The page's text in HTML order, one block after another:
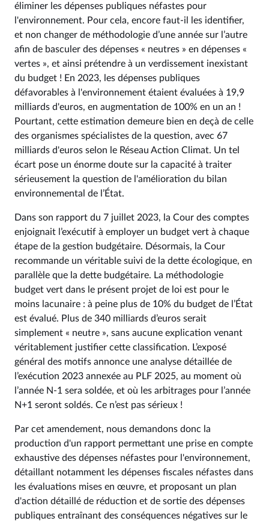
éliminer les dépenses publiques néfastes pour
l'environnement. Pour cela, encore faut-il les identifier,
et non changer de méthodologie d’une année sur l’autre
afin de basculer des dépenses « neutres » en dépenses «
vertes », et ainsi prétendre à un verdissement inexistant
du budget ! En 2023, les dépenses publiques
défavorables à l'environnement étaient évaluées à 19,9
milliards d'euros, en augmentation de 100% en un an !
Pourtant, cette estimation demeure bien en deçà de celle
des organismes spécialistes de la question, avec 67
milliards d'euros selon le Réseau Action Climat. Un tel
écart pose un énorme doute sur la capacité à traiter
sérieusement la question de l'amélioration du bilan
environnemental de l’État.
Dans son rapport du 7 juillet 2023, la Cour des comptes
enjoignait l’exécutif à employer un budget vert à chaque
étape de la gestion budgétaire. Désormais, la Cour
recommande un véritable suivi de la dette écologique, en
parallèle que la dette budgétaire. La méthodologie
budget vert dans le présent projet de loi est pour le
moins lacunaire : à peine plus de 10% du budget de l’État
est évalué. Plus de 340 milliards d’euros serait
simplement « neutre », sans aucune explication venant
véritablement justifier cette classification. L’exposé
général des motifs annonce une analyse détaillée de
l’exécution 2023 annexée au PLF 2025, au moment où
l’année N-1 sera soldée, et où les arbitrages pour l’année
N+1 seront soldés. Ce n’est pas sérieux !
Par cet amendement, nous demandons donc la
production d'un rapport permettant une prise en compte
exhaustive des dépenses néfastes pour l'environnement,
détaillant notamment les dépenses fiscales néfastes dans
les évaluations mises en œuvre, et proposant un plan
d'action détaillé de réduction et de sortie des dépenses
publiques entraînant des conséquences négatives sur le